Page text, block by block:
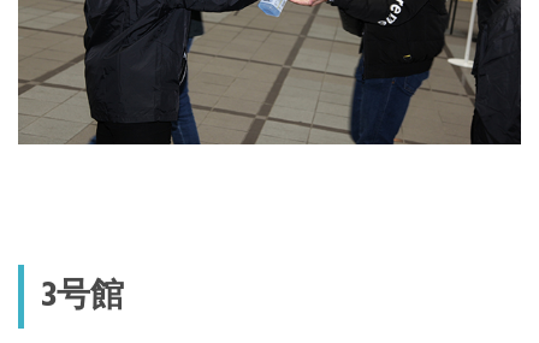
3号館